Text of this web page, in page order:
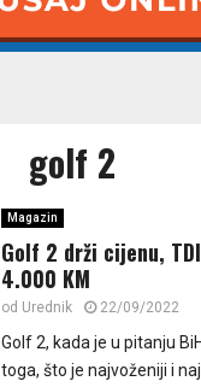
golf 2
Magazin
Golf 2 drži cijenu,
4.000 KM
od Urednik 22/09/2022
Golf 2, kada je u pitanju
toga, što je najvoženiji i